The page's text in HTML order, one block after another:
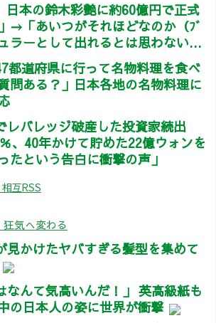
日本の鈴木彩艶に約60億円で正式
→「あいつがそれほどなのか（ﾌﾞ
ラーとして出れるとは思わない...
都道府県に行って名物料理を食べ
問ある？」日本各地の名物料理に
レバレッジ破産した投資家続出
、40年かけて貯めた22億ウォンを
たという告白に衝撃の声」
互RSS
気へ変わる
見かけたヤバすぎる髪型を集めて
なんて気高いんだ！」 英高級紙も
の日本人の姿に世界が衝撃